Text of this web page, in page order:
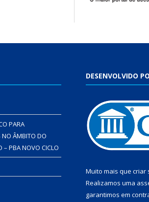
PARA
NO ÂMBITO DO
– PBA NOVO CICLO
DESENVOLVIDO
Muito mais que criar
Realizamos uma
garantimos em